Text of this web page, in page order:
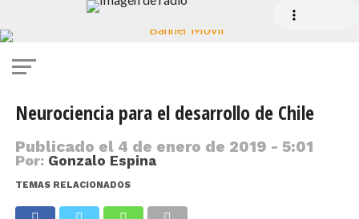
Neurociencia para el desarrollo de Chile
Publicado el 4 de enero de 2019 - 5:01
Por: Gonzalo Espina
TEMAS RELACIONADOS